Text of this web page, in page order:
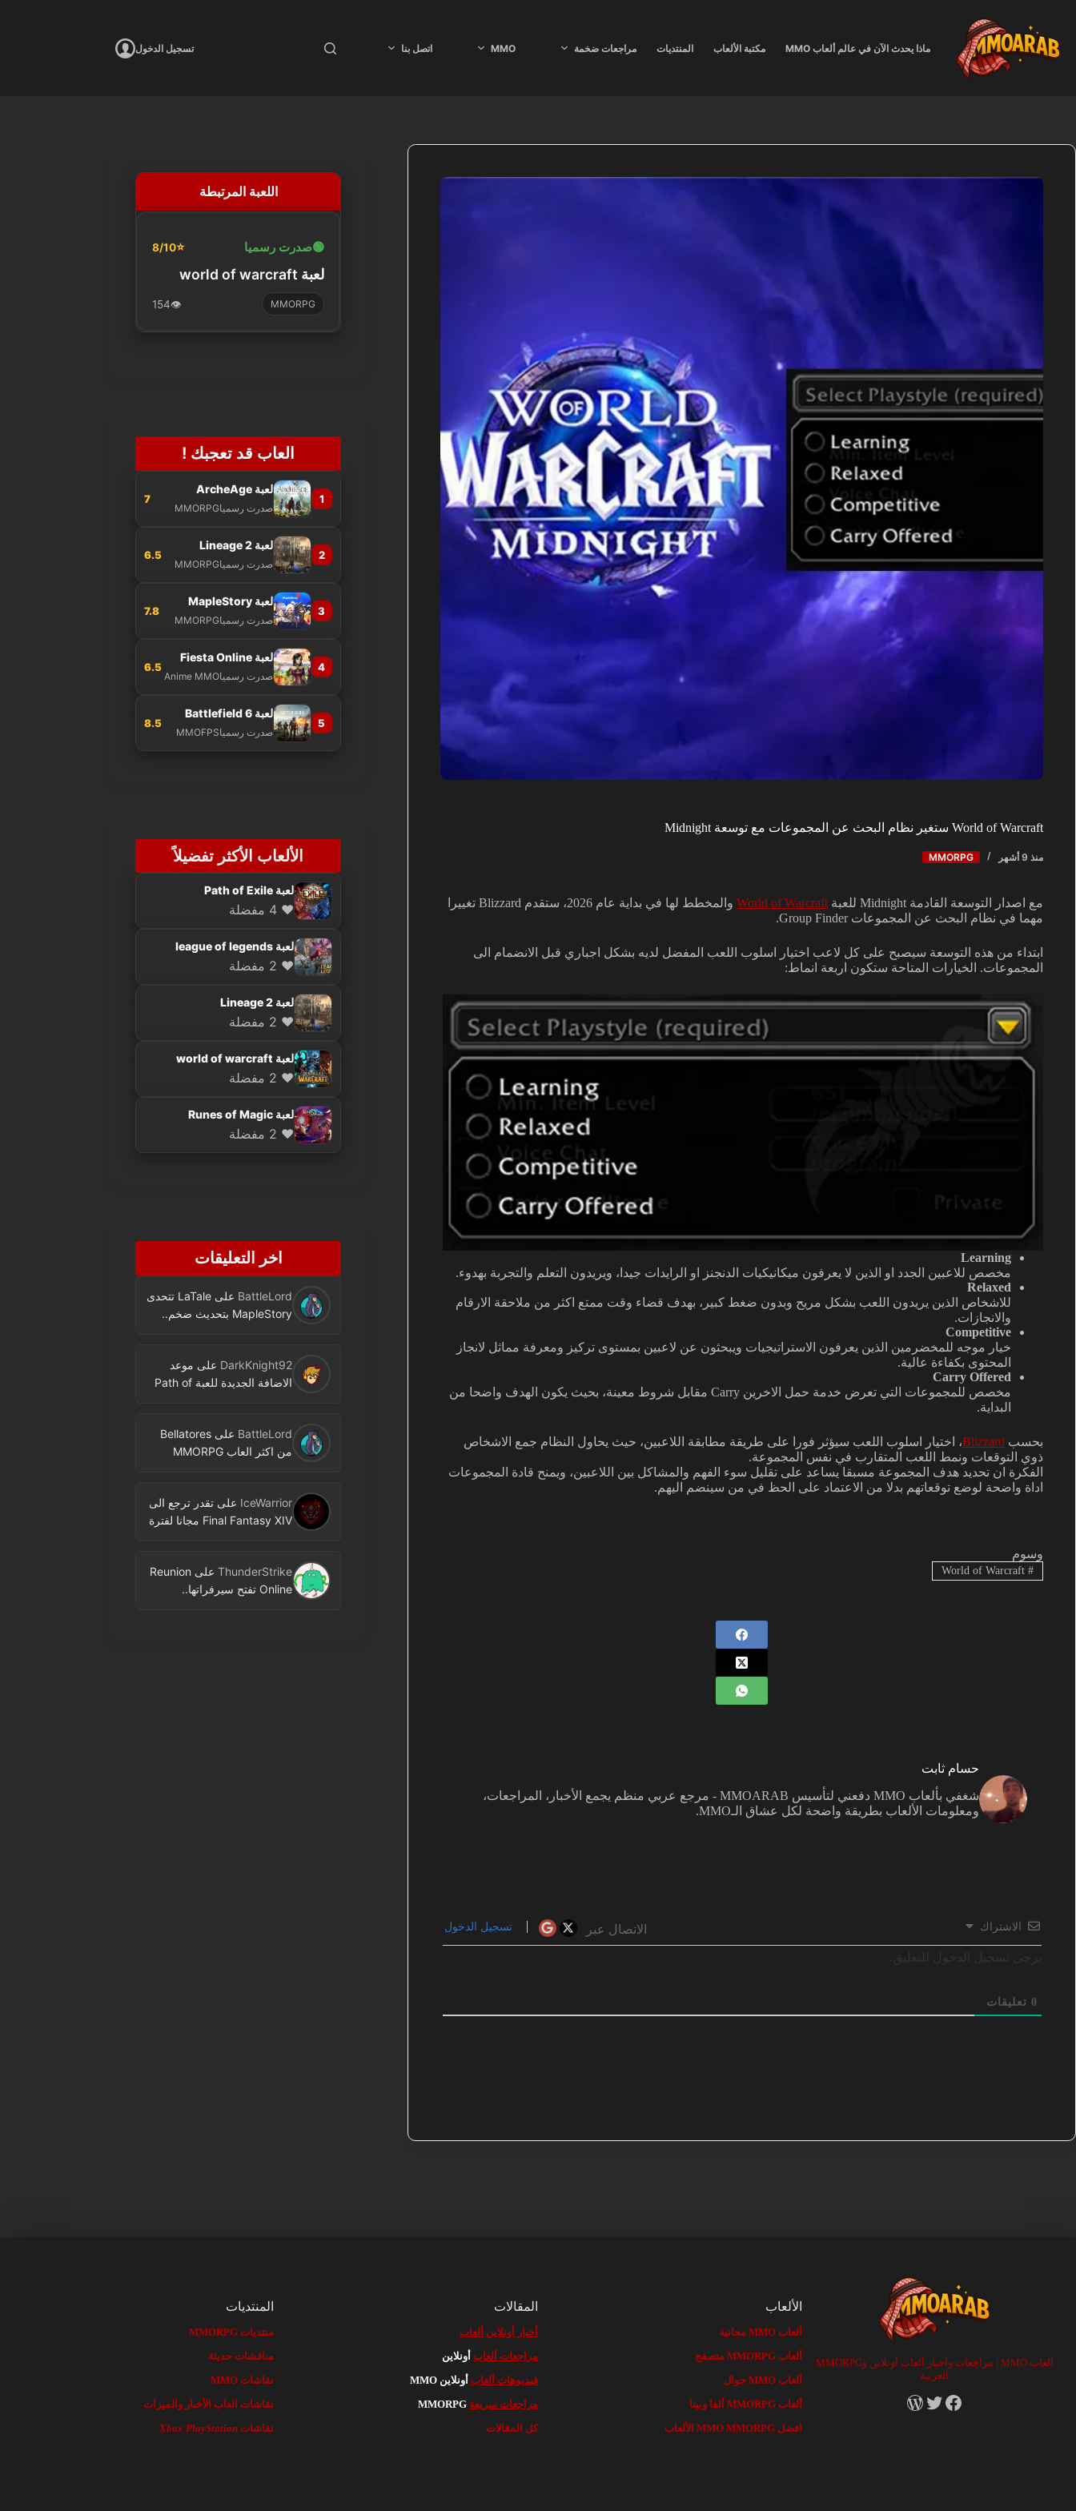
المحتوى
ماذا يحدث الآن في عالم ألعاب MMO مكتبة الألعاب المنتديات مراجعات ضخمة MMO اتصل بنا تسجيل الدخول
World of Warcraft ستغير نظام البحث عن المجموعات مع توسعة Midnight
منذ 9 أشهر MMORPG
مع اصدار التوسعة القادمة Midnight للعبة World of Warcraft
والمخطط لها في بداية عام 2026، ستقدم Blizzard تغييرا
مهما في نظام البحث عن المجموعات Group Finder.
ابتداء من هذه التوسعة سيصبح على كل لاعب اختيار اسلوب اللعب المفضل لديه بشكل اجباري قبل الانضمام الى
المجموعات. الخيارات المتاحة ستكون اربعة انماط:
Learning
مخصص للاعبين الجدد او الذين لا يعرفون ميكانيكيات الدنجنز او الرايدات جيدا، ويريدون التعلم والتجربة بهدوء.
Relaxed
للاشخاص الذين يريدون اللعب بشكل مريح وبدون ضغط كبير، بهدف قضاء وقت ممتع اكثر من ملاحقة الارقام
والانجازات.
Competitive
خيار موجه للمخضرمين الذين يعرفون الاستراتيجيات ويبحثون عن لاعبين بمستوى تركيز ومعرفة مماثل لانجاز
المحتوى بكفاءة عالية.
Carry Offered
مخصص للمجموعات التي تعرض خدمة حمل الاخرين Carry مقابل شروط معينة، بحيث يكون الهدف واضحا من
البداية.
بحسب Blizzard، اختيار اسلوب اللعب سيؤثر فورا على طريقة مطابقة اللاعبين، حيث يحاول النظام جمع الاشخاص
ذوي التوقعات ونمط اللعب المتقارب في نفس المجموعة.
الفكرة ان تحديد هدف المجموعة مسبقا يساعد على تقليل سوء الفهم والمشاكل بين اللاعبين، ويمنح قادة المجموعات
اداة واضحة لوضع توقعاتهم بدلا من الاعتماد على الحظ في من سينضم اليهم.
وسوم
#
World of Warcraft
حسام ثابت
شغفي بألعاب MMO دفعني لتأسيس MMOARAB - مرجع عربي منظم يجمع الأخبار، المراجعات،
ومعلومات الألعاب بطريقة واضحة لكل عشاق الـMMO.
الاشتراك الاتصال عبر تسجيل الدخول
0 تعليقات
اللعبة المرتبطة
🟢صدرت رسميا ⭐
8/10
لعبة world of warcraft
MMORPG
👁️
154
العاب قد تعجبك !
1
لعبة ArcheAge
صدرت رسمياMMORPG
7
2
لعبة Lineage 2
صدرت رسمياMMORPG
6.5
3
لعبة MapleStory
صدرت رسمياMMORPG
7.8
4
لعبة Fiesta Online
صدرت رسمياAnime MMO
6.5
5
لعبة Battlefield 6
صدرت رسمياMMOFPS
8.5
الألعاب الأكثر تفضيلاً
لعبة Path of Exile
❤️ 4 مفضلة
لعبة league of legends
❤️ 2 مفضلة
لعبة Lineage 2
❤️ 2 مفضلة
لعبة world of warcraft
❤️ 2 مفضلة
لعبة Runes of Magic
❤️ 2 مفضلة
اخر التعليقات
BattleLord على
LaTale تتحدى
MapleStory بتحديث ضخم..
DarkKnight92 على موعد
الاضافة الجديدة للعبة Path of
BattleLord علىBellatores
من اكثر العاب MMORPG
النشر
IceWarrior علىتقدر ترجع الى
Final Fantasy XIV مجانا لفترة
ThunderStrike على Reunion
Online تفتح سيرفراتها..
العاب MMO | مراجعات وأخبار ألعاب أونلاين وMMORPG
العربية
Facebook
X
RSS
الألعاب
ألعاب MMO مجانية
ألعاب MMORPG متصفح
ألعاب MMO جوال
ألعاب MMORPG ألفا وبيتا
افضل MMO MMORPG الألعاب
المقالات
أخبار أونلاين ألعاب
مراجعات ألعاب أونلاين
فيديوهات ألعاب أونلاين MMO
مراجعات سريعة
كل المقالات
المنتديات
منتديات MMORPG
مناقشات حديثة
نقاشات MMO
نقاشات العاب الأخبار والميزات
نقاشات
Xbox PlayStation